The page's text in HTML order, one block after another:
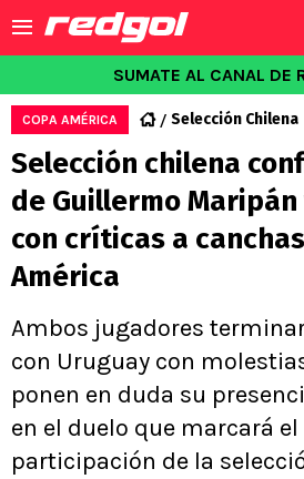
SUMATE AL CANAL DE
COPA AMÉRICA Selección Chilena
Selección chilena
de Guillermo
con críticas a
América
Ambos jugadores
con Uruguay con
ponen en duda su
en el duelo que marcará el
participación de la